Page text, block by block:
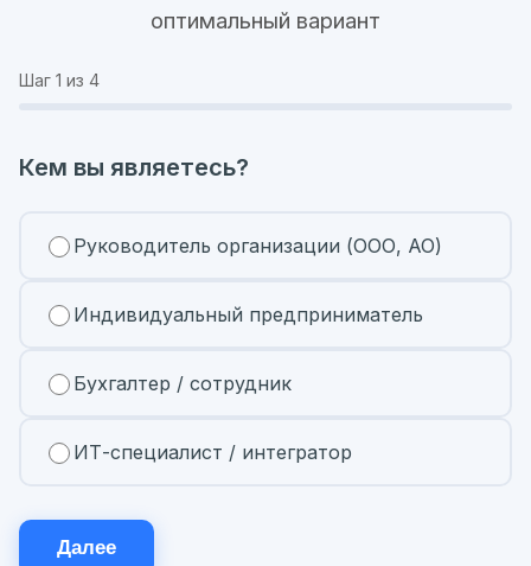
оптимальный вариант
Шаг 1 из 4
Кем вы являетесь?
Руководитель организации (ООО, АО)
Индивидуальный предприниматель
Бухгалтер / сотрудник
ИТ-специалист / интегратор
Далее